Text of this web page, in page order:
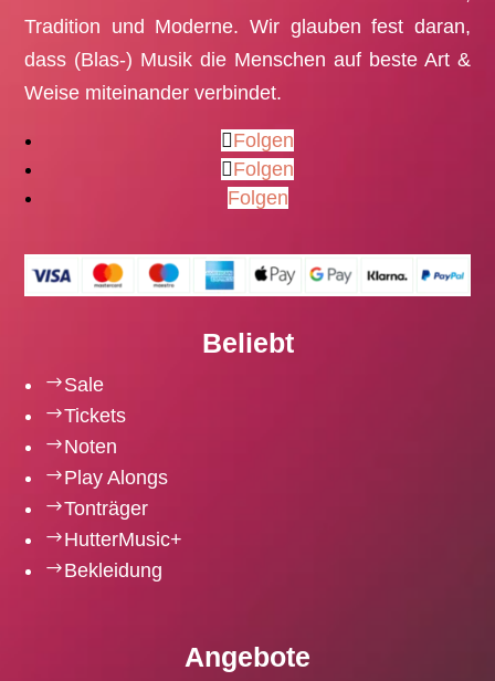
Tradition und Moderne. Wir glauben fest daran,
dass (Blas-) Musik die Menschen auf beste Art &
Weise miteinander verbindet.
Folgen
Folgen
Folgen
Beliebt
$Sale
$Tickets
$Noten
$Play Alongs
$Tonträger
$HutterMusic+
$Bekleidung
Angebote